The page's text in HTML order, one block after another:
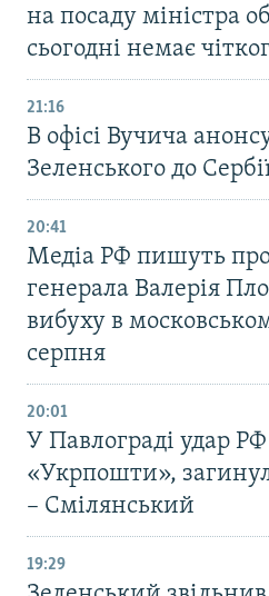
на посаду міністра
сьогодні немає
21:16
В офісі Вучича
Зеленського до
20:41
Медіа РФ пишуть
генерала Валерія
вибуху в
серпня
20:01
У Павлограді удар
«Укрпошти»,
– Смілянський
19:29